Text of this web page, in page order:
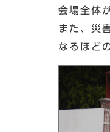
会場全体
また、災
なるほど